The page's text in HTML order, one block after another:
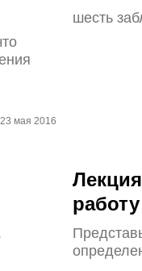
шесть
23 мая 2016
работу